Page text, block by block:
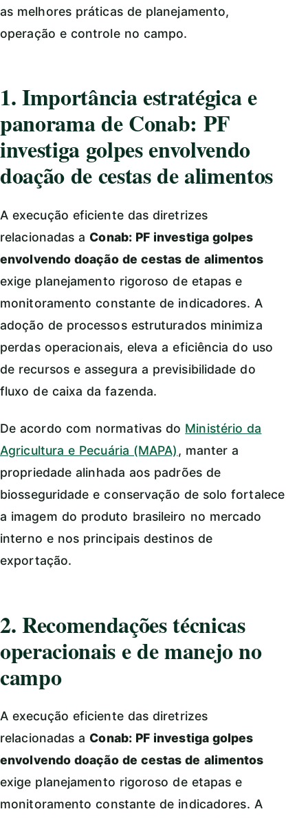
as melhores práticas de planejamento,
operação e controle no campo.
1. Importância estratégica e
panorama de Conab: PF
investiga golpes envolvendo
doação de cestas de alimentos
A execução eficiente das diretrizes
relacionadas aConab: PF investiga golpes
envolvendo doação de cestas de alimentos
exige planejamento rigoroso de etapas e
monitoramento constante de indicadores. A
adoção de processos estruturados minimiza
perdas operacionais, eleva a eficiência do uso
de recursos e assegura a previsibilidade do
fluxo de caixa da fazenda.
De acordo com normativas do Ministério da
Agricultura e Pecuária (MAPA), manter a
propriedade alinhada aos padrões de
biosseguridade e conservação de solo fortalece
a imagem do produto brasileiro no mercado
interno e nos principais destinos de
exportação.
2. Recomendações técnicas
operacionais e de manejo no
campo
A execução eficiente das diretrizes
relacionadas aConab: PF investiga golpes
envolvendo doação de cestas de alimentos
exige planejamento rigoroso de etapas e
monitoramento constante de indicadores. A